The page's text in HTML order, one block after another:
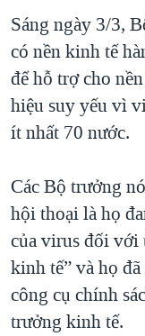
Sáng ngày 3/3,
có nền kinh tế
để hỗ trợ cho
hiệu suy yếu vì
ít nhất 70 nước.
Các Bộ trưởng
hội thoại là họ
của virus đối
kinh tế” và họ đã
công cụ chính
trưởng kinh tế.